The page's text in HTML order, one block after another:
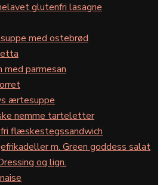
glutenfri lasagne
med ostebrød
med parmesan
ærtesuppe
nemme tarteletter
flæskestegssandwich
m. Green goddess salat
og lign.